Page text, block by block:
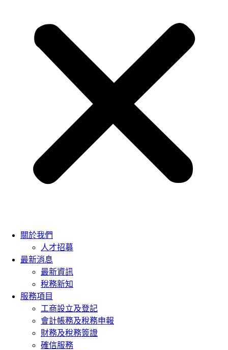
關於我們
人才招募
最新消息
最新資訊
稅務新知
服務項目
工商設立及登記
會計帳務及稅務申報
財務及稅務簽證
確信服務